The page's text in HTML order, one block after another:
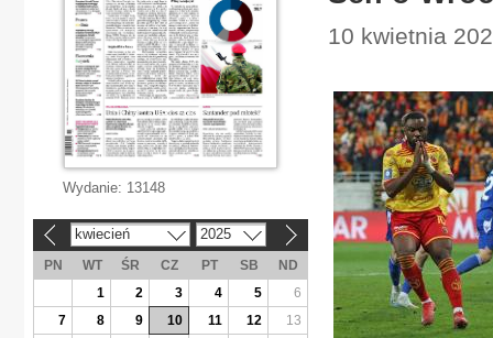
10 kwietnia
Wydanie: 13148
kwiecień 2025
PN WT ŚR CZ PT SB
ND
1
2 3 4 5
6
7
8 9 10 11 12
13